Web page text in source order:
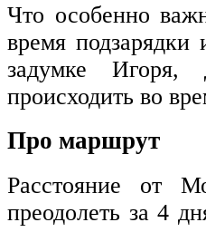
Что особенно
время
задумке Игоря,
происходить во
Про маршрут
Расстояние от
преодолеть за 4